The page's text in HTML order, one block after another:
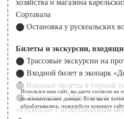
Сортавала
⬤ Остановка у рускеальских
Билеты и экскурсии,
⬤ Трассовые экскурсии на
⬤ Входной билет в экопарк
⬤ Входные билеты в горный
⬤ Экскурсия «Мраморный
«Рускеала» с аттестованным
административная
Оплачивается обязательно в
тура
Для туров, посещающих
Рускеала, ОБЯЗАТЕЛЬНО
билет на фестиваль
ПРЕДОСТАВЛЕНИЯ
ПАРТЕРЕ): 2500р./взр., 2200
Используя наш сайт, вы даете согласие на
пользовательских данных. Если вы не
обрабатывались, пожалуйста покиньте